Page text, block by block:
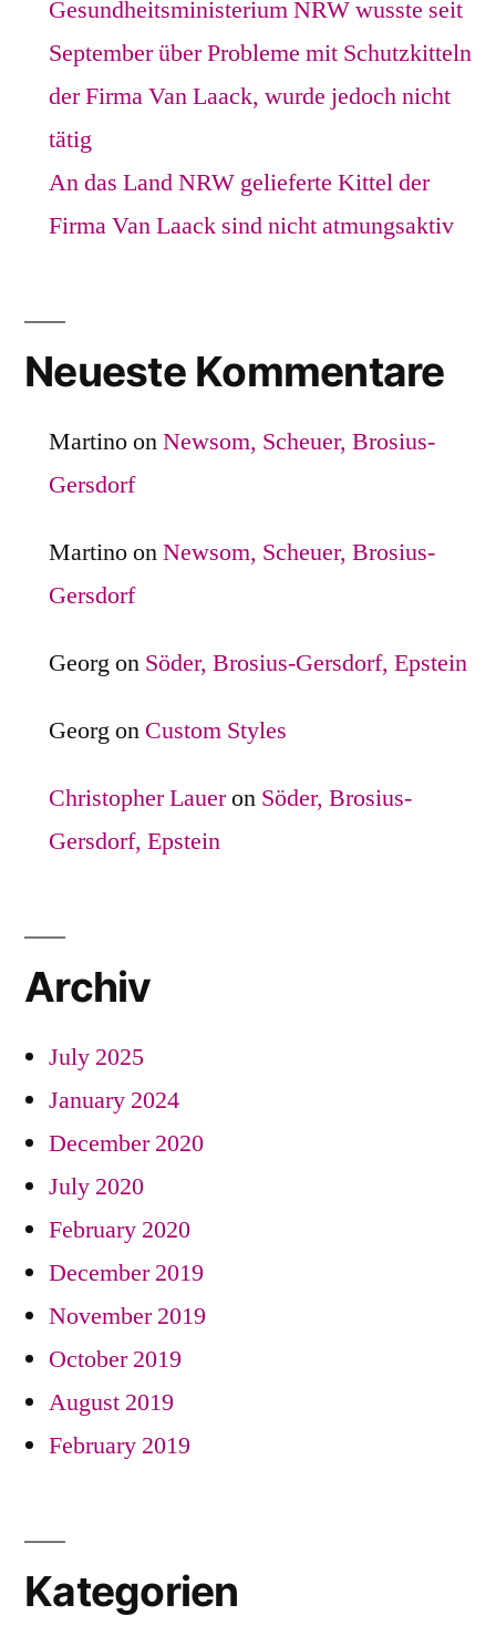
Gesundheitsministerium NRW wusste seit
September über Probleme mit Schutzkitteln
der Firma Van Laack, wurde jedoch nicht
tätig
An das Land NRW gelieferte Kittel der
Firma Van Laack sind nicht atmungsaktiv
Neueste Kommentare
MartinoonNewsom, Scheuer, Brosius-
Gersdorf
MartinoonNewsom, Scheuer, Brosius-
Gersdorf
Georgon Söder, Brosius-Gersdorf, Epstein
Georgon Custom Styles
Christopher Laueron Söder, Brosius-
Gersdorf, Epstein
Archiv
July 2025
January 2024
December 2020
July 2020
February 2020
December 2019
November 2019
October 2019
August 2019
February 2019
Kategorien